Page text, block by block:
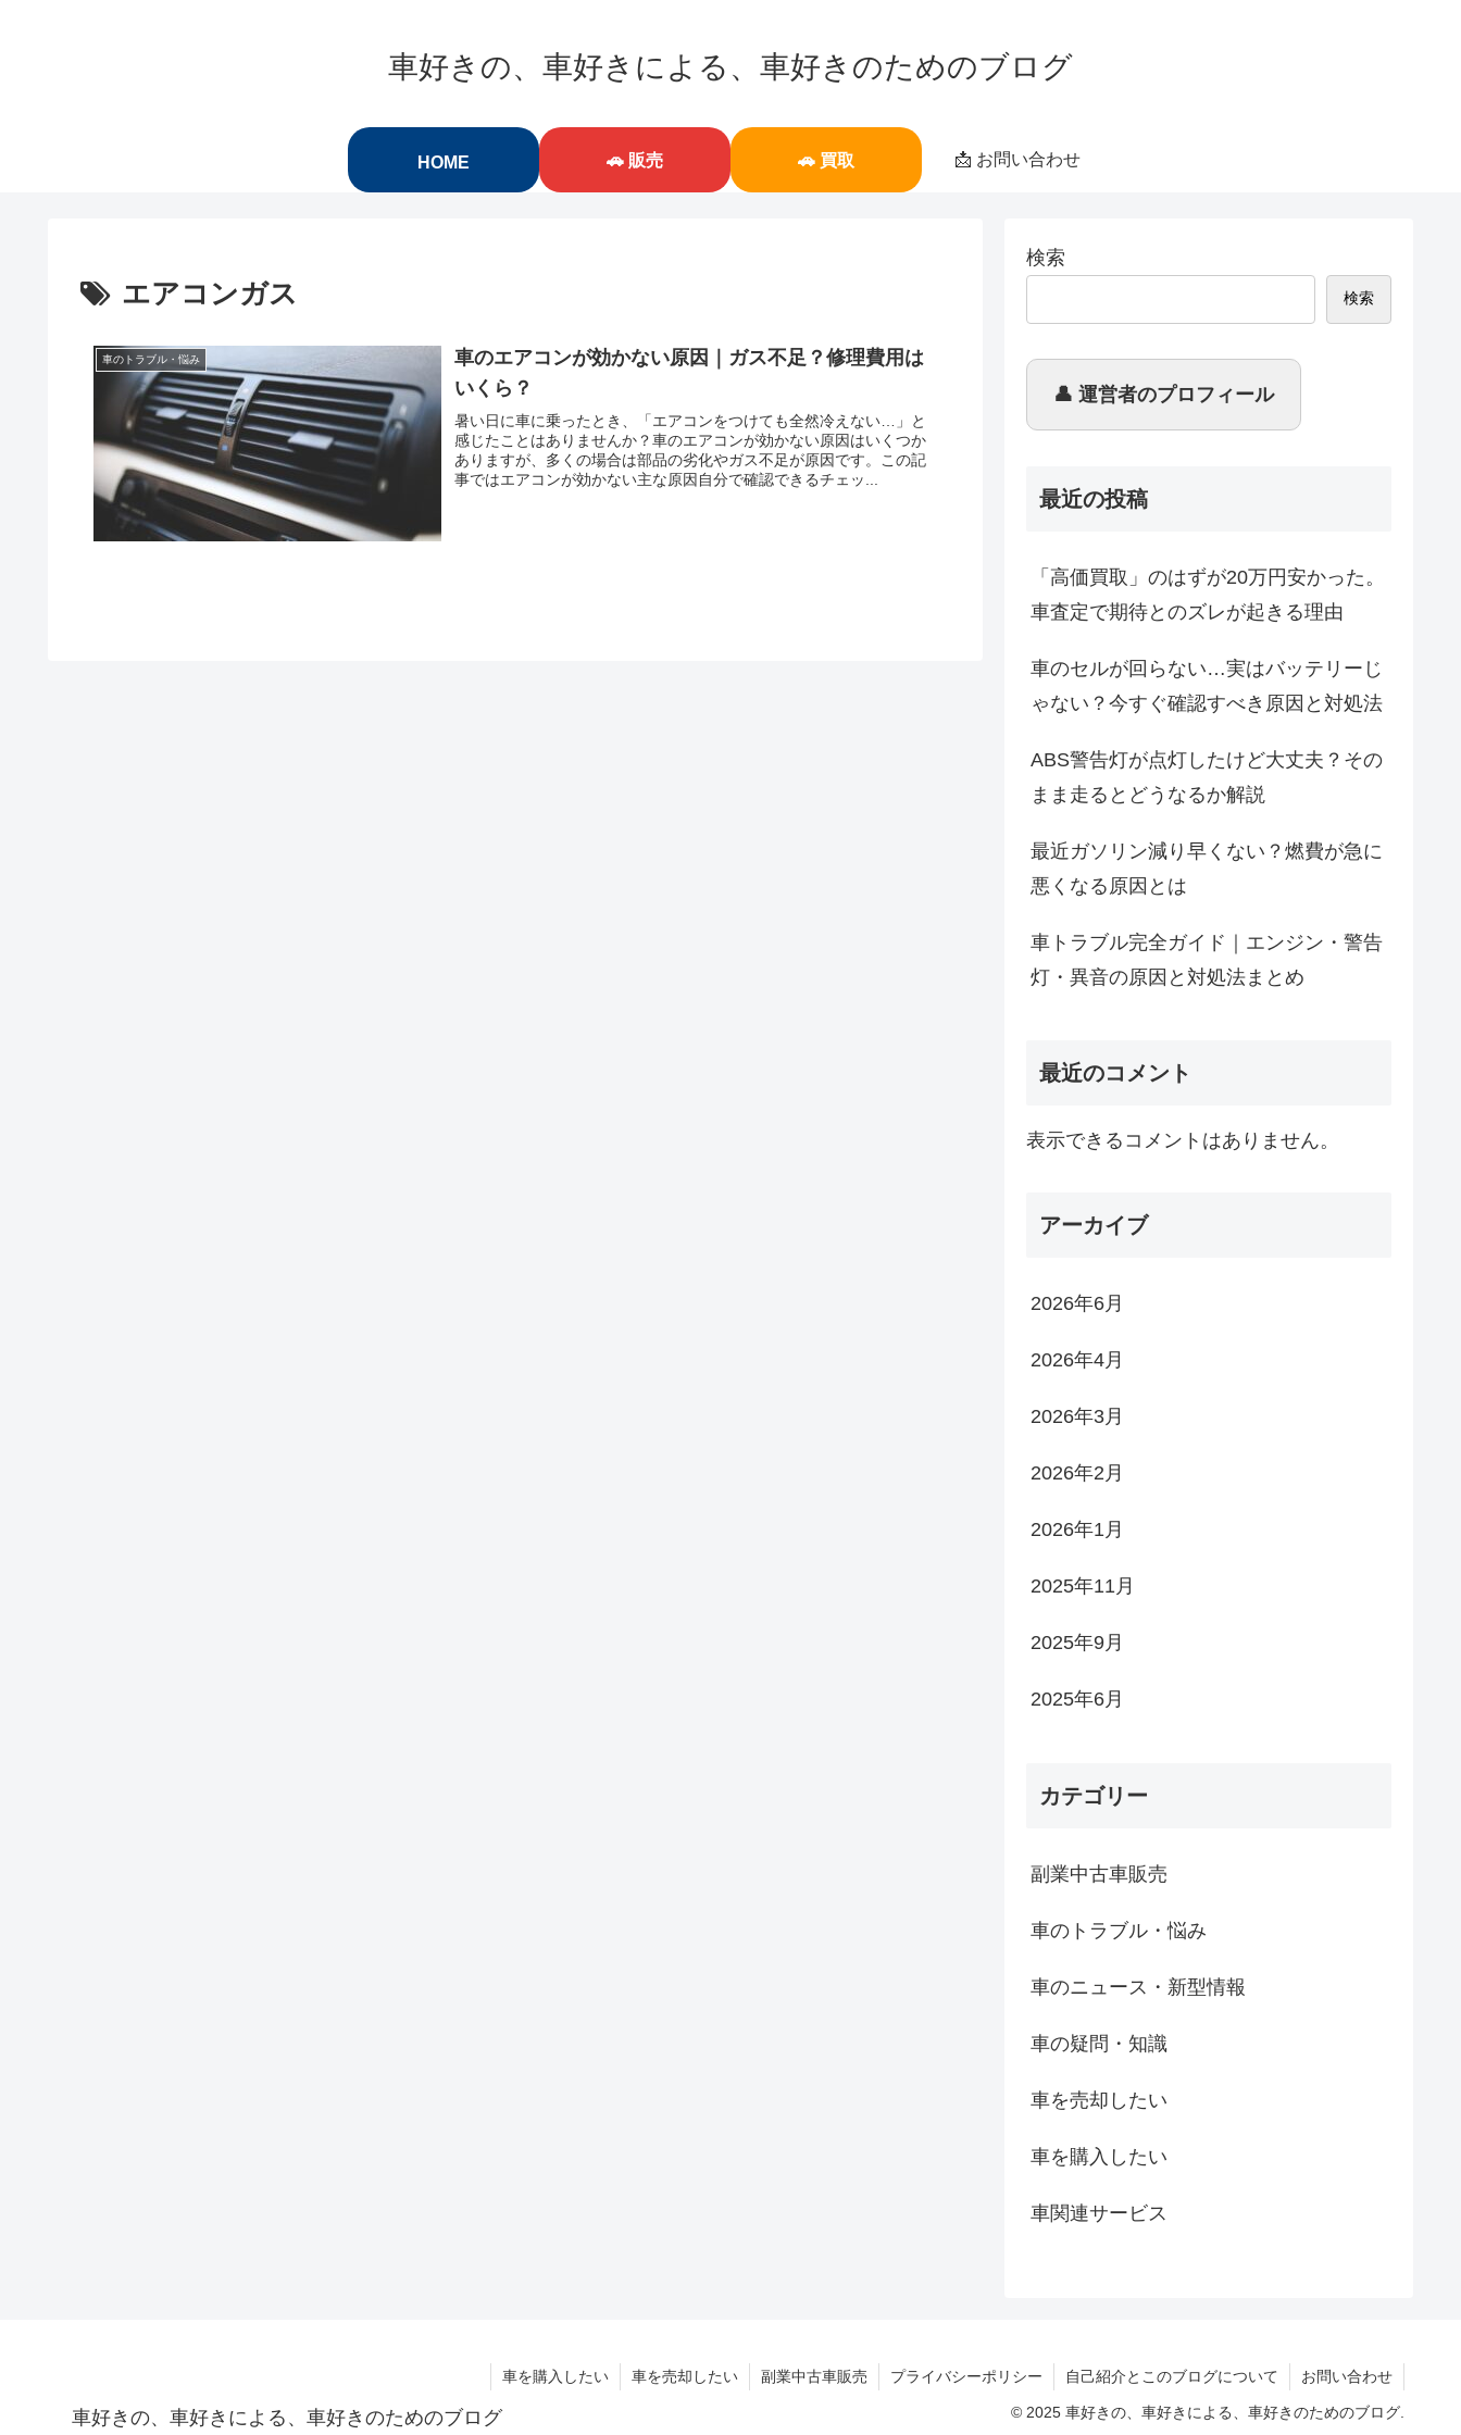
車好きの、車好きによる、車好きのためのブログ
HOME 🚗 販売 🚗 買取 📩 お問い合わせ
エアコンガス
車のトラブル・悩み
車のエアコンが効かない原因｜ガス不足？修理費用は
いくら？
暑い日に車に乗ったとき、「エアコンをつけても全然冷えない…」と
感じたことはありませんか？車のエアコンが効かない原因はいくつか
ありますが、多くの場合は部品の劣化やガス不足が原因です。この記
事ではエアコンが効かない主な原因自分で確認できるチェッ...
検索
検索
👤 運営者のプロフィール
最近の投稿
「高価買取」のはずが20万円安かった。
車査定で期待とのズレが起きる理由
車のセルが回らない…実はバッテリーじ
ゃない？今すぐ確認すべき原因と対処法
ABS警告灯が点灯したけど大丈夫？その
まま走るとどうなるか解説
最近ガソリン減り早くない？燃費が急に
悪くなる原因とは
車トラブル完全ガイド｜エンジン・警告
灯・異音の原因と対処法まとめ
最近のコメント
表示できるコメントはありません。
アーカイブ
2026年6月
2026年4月
2026年3月
2026年2月
2026年1月
2025年11月
2025年9月
2025年6月
カテゴリー
副業中古車販売
車のトラブル・悩み
車のニュース・新型情報
車の疑問・知識
車を売却したい
車を購入したい
車関連サービス
車好きの、車好きによる、車好きのためのブログ
車を購入したい 車を売却したい 副業中古車販売 プライバシーポリシー 自己紹介とこのブログについて お問い合わせ
© 2025 車好きの、車好きによる、車好きのためのブログ.